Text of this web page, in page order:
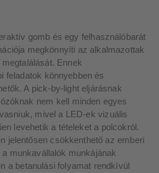
gomb és egy felhasználóbarát
megkönnyíti az alkalmazottak
Ennek
feladatok könnyebben és
A pick-by-light eljárásnak
nem kell minden egyes
mivel a LED-ek vizuális
levehetik a tételeket a polcokról.
jelentősen csökkenthető az emberi
munkavállalók munkájának
a betanulási folyamat rendkívül